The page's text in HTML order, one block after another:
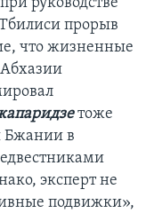
руководстве
прорыв
что жизненные
тоже
Бжании в
эксперт не
подвижки»,